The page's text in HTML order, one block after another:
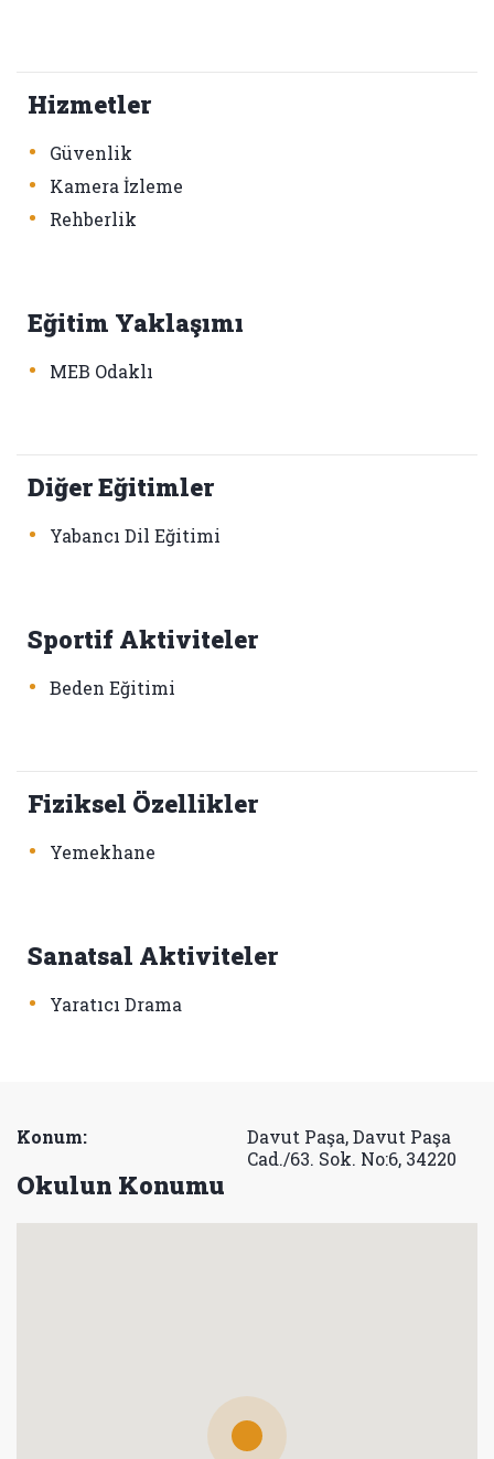
Hizmetler
• Güvenlik
• Kamera İzleme
• Rehberlik
Eğitim Yaklaşımı
• MEB Odaklı
Diğer Eğitimler
• Yabancı Dil Eğitimi
Sportif Aktiviteler
• Beden Eğitimi
Fiziksel Özellikler
• Yemekhane
Sanatsal Aktiviteler
• Yaratıcı Drama
Konum:
Davut Paşa, Davut Paşa
Cad./63. Sok. No:6, 34220
Okulun Konumu